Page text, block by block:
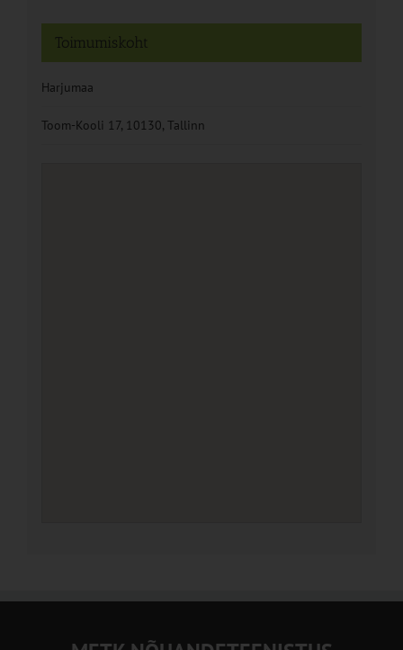
Toimumiskoht
Harjumaa
Toom-Kooli 17, 10130, Tallinn